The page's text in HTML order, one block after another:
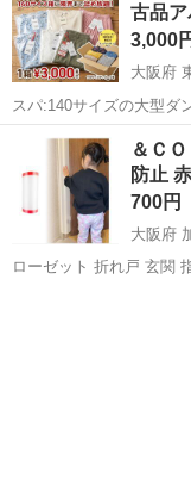
古品
3,000
大阪府
スパ:140サイズの大型ダ
めて発送します…
大阪 東大阪市
＆Ｃ
防止
700円
大阪府
ローゼット 折れ戸 玄関